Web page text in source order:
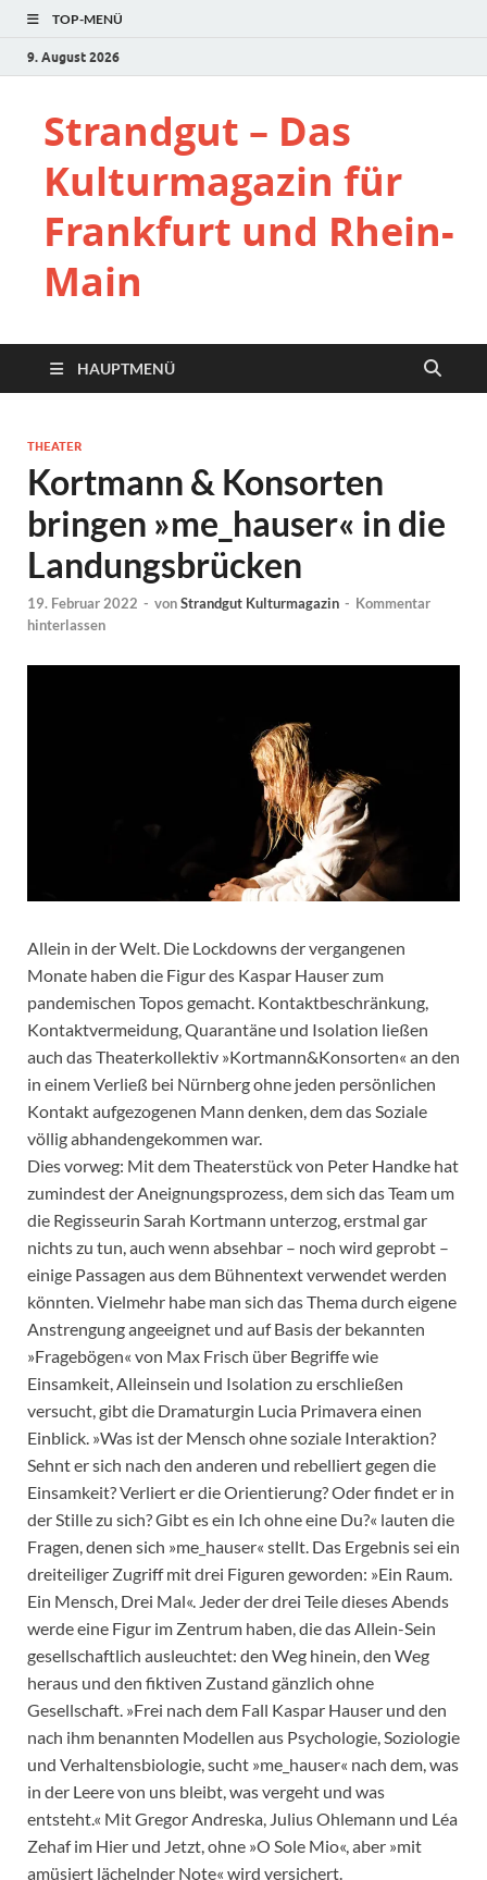
TOP-MENÜ
9. August 2026
Strandgut – Das
Kulturmagazin für
Frankfurt und Rhein-
Main
HAUPTMENÜ
THEATER
Kortmann & Konsorten
bringen »me_hauser« in die
Landungsbrücken
19. Februar 2022 - vonStrandgut Kulturmagazin - Kommentar
hinterlassen
Allein in der Welt. Die Lockdowns der vergangenen
Monate haben die Figur des Kaspar Hauser zum
pandemischen Topos gemacht. Kontaktbeschränkung,
Kontaktvermeidung, Quarantäne und Isolation ließen
auch das Theaterkollektiv »Kortmann&Konsorten« an den
in einem Verließ bei Nürnberg ohne jeden persönlichen
Kontakt aufgezogenen Mann denken, dem das Soziale
völlig abhandengekommen war.
Dies vorweg: Mit dem Theaterstück von Peter Handke hat
zumindest der Aneignungsprozess, dem sich das Team um
die Regisseurin Sarah Kortmann unterzog, erstmal gar
nichts zu tun, auch wenn absehbar – noch wird geprobt –
einige Passagen aus dem Bühnentext verwendet werden
könnten. Vielmehr habe man sich das Thema durch eigene
Anstrengung angeeignet und auf Basis der bekannten
»Fragebögen« von Max Frisch über Begriffe wie
Einsamkeit, Alleinsein und Isolation zu erschließen
versucht, gibt die Dramaturgin Lucia Primavera einen
Einblick. »Was ist der Mensch ohne soziale Interaktion?
Sehnt er sich nach den anderen und rebelliert gegen die
Einsamkeit? Verliert er die Orientierung? Oder findet er in
der Stille zu sich? Gibt es ein Ich ohne eine Du?« lauten die
Fragen, denen sich »me_hauser« stellt. Das Ergebnis sei ein
dreiteiliger Zugriff mit drei Figuren geworden: »Ein Raum.
Ein Mensch, Drei Mal«. Jeder der drei Teile dieses Abends
werde eine Figur im Zentrum haben, die das Allein-Sein
gesellschaftlich ausleuchtet: den Weg hinein, den Weg
heraus und den fiktiven Zustand gänzlich ohne
Gesellschaft. »Frei nach dem Fall Kaspar Hauser und den
nach ihm benannten Modellen aus Psychologie, Soziologie
und Verhaltensbiologie, sucht »me_hauser« nach dem, was
in der Leere von uns bleibt, was vergeht und was
entsteht.« Mit Gregor Andreska, Julius Ohlemann und Léa
Zehaf im Hier und Jetzt, ohne »O Sole Mio«, aber »mit
amüsiert lächelnder Note« wird versichert.